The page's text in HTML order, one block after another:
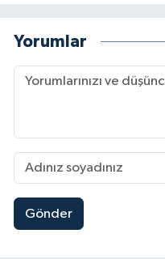
Yorumlar
Gönder